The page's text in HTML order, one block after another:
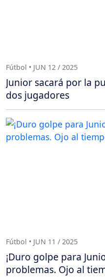
Fútbol • JUN 12 / 2025
Junior sacará por la
dos jugadores
Fútbol • JUN 11 / 2025
¡Duro golpe para
problemas. Ojo al